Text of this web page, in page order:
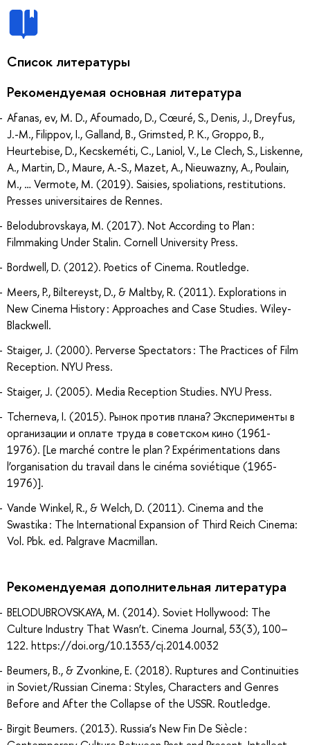
Список литературы
Рекомендуемая основная литература
Afanas, ev, M. D., Afoumado, D., Cœuré, S., Denis, J., Dreyfus,
J.-M., Filippov, I., Galland, B., Grimsted, P. K., Groppo, B.,
Heurtebise, D., Kecskeméti, C., Laniol, V., Le Clech, S., Liskenne,
A., Martin, D., Maure, A.-S., Mazet, A., Nieuwazny, A., Poulain,
M., … Vermote, M. (2019). Saisies, spoliations, restitutions.
Presses universitaires de Rennes.
Belodubrovskaya, M. (2017). Not According to Plan :
Filmmaking Under Stalin. Cornell University Press.
Bordwell, D. (2012). Poetics of Cinema. Routledge.
Meers, P., Biltereyst, D., & Maltby, R. (2011). Explorations in
New Cinema History : Approaches and Case Studies. Wiley-
Blackwell.
Staiger, J. (2000). Perverse Spectators : The Practices of Film
Reception. NYU Press.
Staiger, J. (2005). Media Reception Studies. NYU Press.
Tcherneva, I. (2015). Рынок против плана? Эксперименты в
организации и оплате труда в советском кино (1961-
1976). [Le marché contre le plan ? Expérimentations dans
l’organisation du travail dans le cinéma soviétique (1965-
1976)].
Vande Winkel, R., & Welch, D. (2011). Cinema and the
Swastika : The International Expansion of Third Reich Cinema:
Vol. Pbk. ed. Palgrave Macmillan.
Рекомендуемая дополнительная литература
BELODUBROVSKAYA, M. (2014). Soviet Hollywood: The
Culture Industry That Wasn’t. Cinema Journal, 53(3), 100–
122. https://doi.org/10.1353/cj.2014.0032
Beumers, B., & Zvonkine, E. (2018). Ruptures and Continuities
in Soviet/Russian Cinema : Styles, Characters and Genres
Before and After the Collapse of the USSR. Routledge.
Birgit Beumers. (2013). Russia’s New Fin De Siècle :